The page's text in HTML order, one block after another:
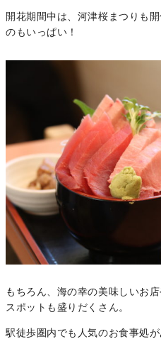
開花期間中は、河津桜まつりも
のもいっぱい！
もちろん、海の幸の美味しいお
スポットも盛りだくさん。
駅徒歩圏内でも人気のお食事処